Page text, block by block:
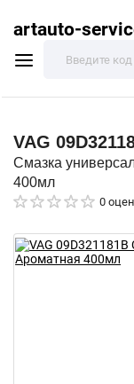
artauto-
VAG
Смазка
400мл
0